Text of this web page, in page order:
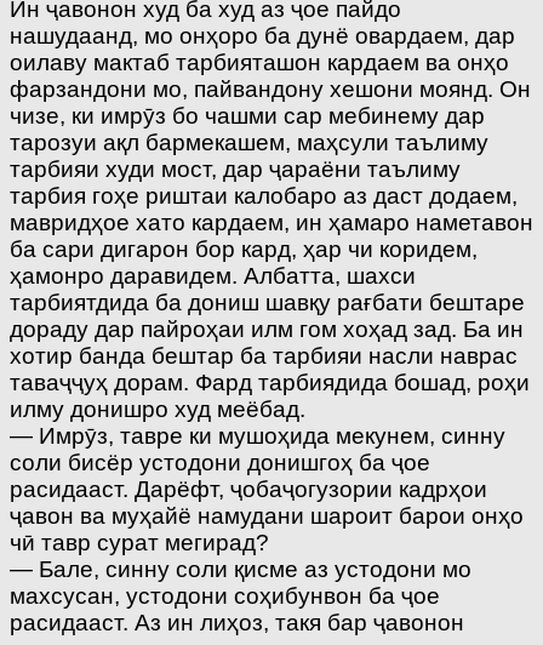
Ин ҷавонон худ ба худ аз ҷое пайдо
нашудаанд, мо онҳоро ба дунё овардаем, дар
оилаву мактаб тарбияташон кардаем ва онҳо
фарзандони мо, пайвандону хешони моянд. Он
чизе, ки имрӯз бо чашми сар мебинему дар
тарозуи ақл бармекашем, маҳсули таълиму
тарбияи худи мост, дар ҷараёни таълиму
тарбия гоҳе риштаи калобаро аз даст додаем,
мавридҳое хато кардаем, ин ҳамаро наметавон
ба сари дигарон бор кард, ҳар чи коридем,
ҳамонро даравидем. Албатта, шахси
тарбиятдида ба дониш шавқу рағбати бештаре
дораду дар пайроҳаи илм гом хоҳад зад. Ба ин
хотир банда бештар ба тарбияи насли наврас
таваҷҷуҳ дорам. Фард тарбиядида бошад, роҳи
илму донишро худ меёбад.
— Имрӯз, тавре ки мушоҳида мекунем, синну
соли бисёр устодони донишгоҳ ба ҷое
расидааст. Дарёфт, ҷобаҷогузории кадрҳои
ҷавон ва муҳайё намудани шароит барои онҳо
чӣ тавр сурат мегирад?
— Бале, синну соли қисме аз устодони мо
махсусан, устодони соҳибунвон ба ҷое
расидааст. Аз ин лиҳоз, такя бар ҷавонон